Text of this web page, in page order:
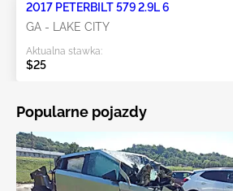
2017 PETERBILT 579 2.9L 6
GA - LAKE CITY
Aktualna stawka:
$25
Popularne pojazdy